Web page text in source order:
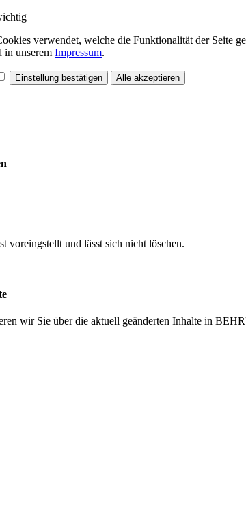
verwendet, welche die Funktionalität der Seite
in unserem Impressum.
Einstellung bestätigen
Alle akzeptieren
voreingstellt und lässt sich nicht löschen.
wir Sie über die aktuell geänderten Inhalte in